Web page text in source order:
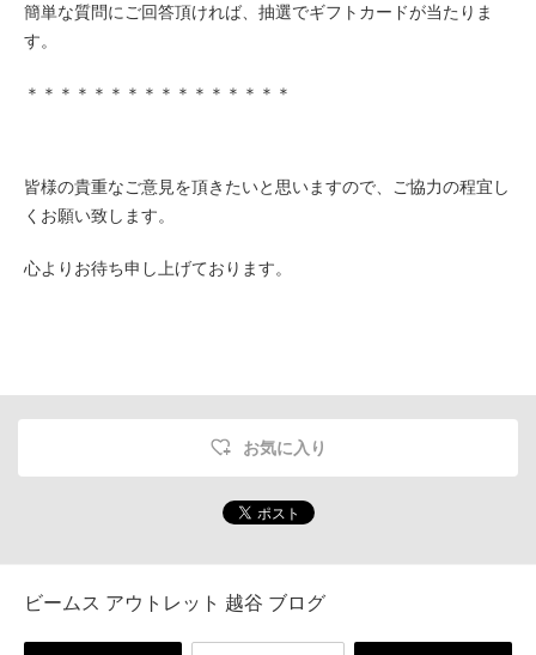
簡単な質問にご回答頂ければ、抽選でギフトカードが当たりま
す。
＊＊＊＊＊＊＊＊＊＊＊＊＊＊＊＊
皆様の貴重なご意見を頂きたいと思いますので、ご協力の程宜し
くお願い致します。
心よりお待ち申し上げております。
お気に入り
ビームス アウトレット 越谷 ブログ